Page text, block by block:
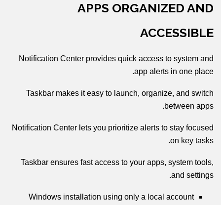
APPS ORGANIZED AND
ACCESSIBLE
Notification Center provides quick access to system and
app alerts in one place.
Taskbar makes it easy to launch, organize, and switch
between apps.
Notification Center lets you prioritize alerts to stay focused
on key tasks.
Taskbar ensures fast access to your apps, system tools,
and settings.
Windows installation using only a local account